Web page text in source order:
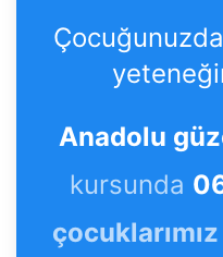
Anadolu
kursunda
çocuklarımız